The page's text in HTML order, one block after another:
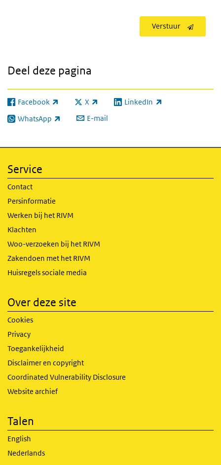
Verstuur
Deel deze pagina
Facebook
(externe link) X
(externe link) LinkedIn
(externe link)
WhatsApp
(externe link) E-mail
Service
Contact
Persinformatie
Werken bij het RIVM
Klachten
Woo-verzoeken bij het RIVM
Zakendoen met het RIVM
Huisregels sociale media
Over deze site
Cookies
Privacy
Toegankelijkheid
Disclaimer en copyright
Coordinated Vulnerability Disclosure
Website archief
Talen
English
Nederlands